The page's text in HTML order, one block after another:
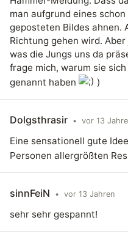
man aufgrund eines
geposteten Bildes ahnen.
Richtung gehen wird.
was die Jungs uns da
frage mich, warum sie
genannt haben
)
Dolgsthrasir • vor 13
Eine sensationell gute
Personen allergrößten
sinnFeiN • vor 13 Jahren
sehr sehr gespannt!